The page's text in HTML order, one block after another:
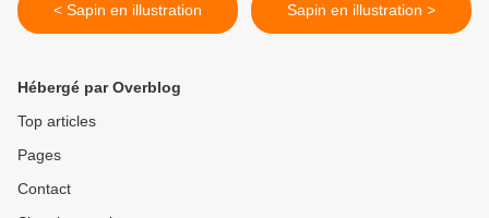
< Sapin en illustration Sapin en illustration >
Hébergé par Overblog
Top articles
Pages
Contact